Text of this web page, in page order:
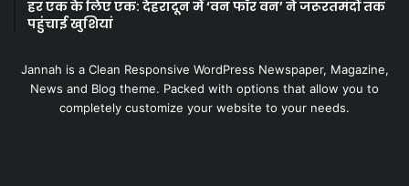
हर एक के लिए एक: देहरादून में ‘वन फॉर वन’ ने जरूरतमंदों तक
पहुंचाई खुशियां
Jannah is a Clean Responsive WordPress Newspaper, Magazine,
News and Blog theme. Packed with options that allow you to
completely customize your website to your needs.